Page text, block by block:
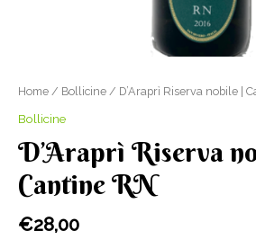
Home / Bollicine / D’Araprì Riserva nobile |
Bollicine
D’Araprì Riserva
Cantine RN
€28,00